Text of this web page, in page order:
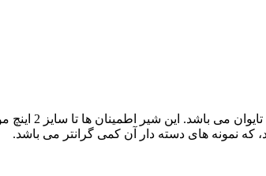
شیر اطمینان
که نمونه های دسته دار آن کمی گرانتر می باشد.